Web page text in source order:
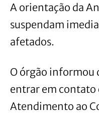
A orientação da
suspendam
afetados.
O órgão informou
entrar em contato
Atendimento ao